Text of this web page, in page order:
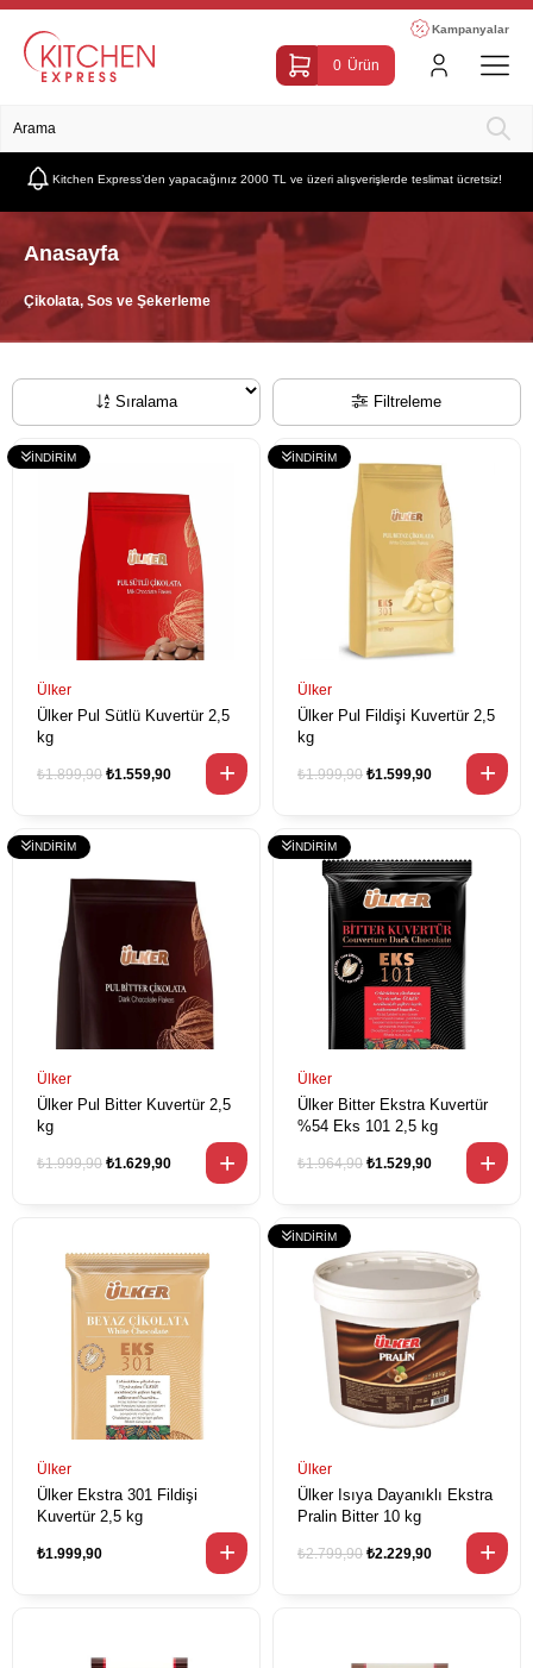
Kampanyalar
0 Ürün
Kitchen Express’den yapacağınız 2000 TL ve üzeri alışverişlerde teslimat ücretsiz!
Anasayfa
Çikolata, Sos ve Şekerleme
Filtreleme
Sıralama
Ülker
Ülker Pul Sütlü Kuvertür 2,5
kg
₺1.559,90
₺1.899,90
Ülker
Ülker Pul Fildişi Kuvertür 2,5
kg
₺1.599,90
₺1.999,90
Ülker
Ülker Pul Bitter Kuvertür 2,5
kg
₺1.629,90
₺1.999,90
Ülker
Ülker Bitter Ekstra Kuvertür
%54 Eks 101 2,5 kg
₺1.529,90
₺1.964,90
Ülker
Ülker Ekstra 301 Fildişi
Kuvertür 2,5 kg
₺1.999,90
Ülker
Ülker Isıya Dayanıklı Ekstra
Pralin Bitter 10 kg
₺2.229,90
₺2.799,90